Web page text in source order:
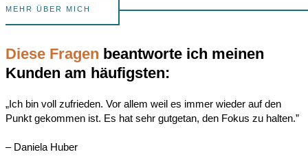
MEHR ÜBER MICH
Diese Fragen beantworte ich meinen
Kunden am häufigsten:
„Ich bin voll zufrieden. Vor allem weil es immer wieder auf den
Punkt gekommen ist. Es hat sehr gutgetan, den Fokus zu halten.”
– Daniela Huber